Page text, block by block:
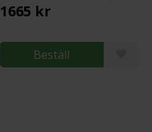
1665 kr
Beställ